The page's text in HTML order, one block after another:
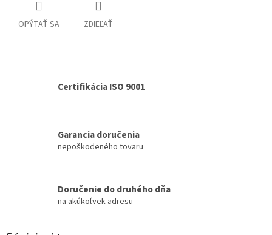
OPÝTAŤ SA ZDIEĽAŤ
Certifikácia ISO 9001
Garancia doručenia
nepoškodeného tovaru
Doručenie do druhého dňa
na akúkoľvek adresu